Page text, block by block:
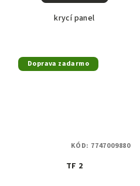
krycí panel
Doprava zadarmo
TF 2
KÓD: 7747009880